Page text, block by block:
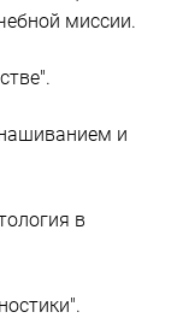
миссии.
и
в